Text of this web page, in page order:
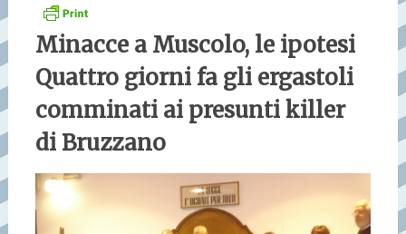
Minacce a Muscolo, le ipotesi
Quattro giorni fa gli ergastoli
comminati ai presunti killer
di Bruzzano